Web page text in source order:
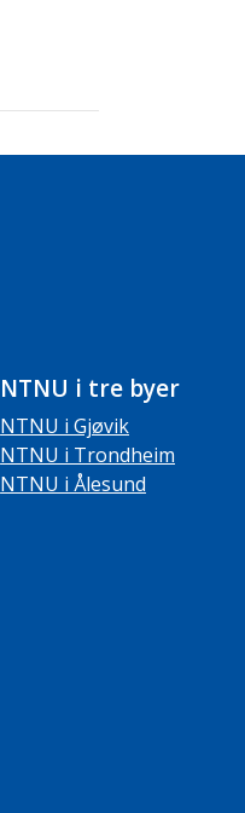
NTNU i tre byer
NTNU i Gjøvik
NTNU i Trondheim
NTNU i Ålesund